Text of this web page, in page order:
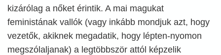
kizárólag a nőket érintik. A mai magukat
feministának vallók (vagy inkább mondjuk azt, hogy
vezetők, akiknek megadatik, hogy lépten-nyomon
megszólaljanak) a legtöbbször attól képzelik